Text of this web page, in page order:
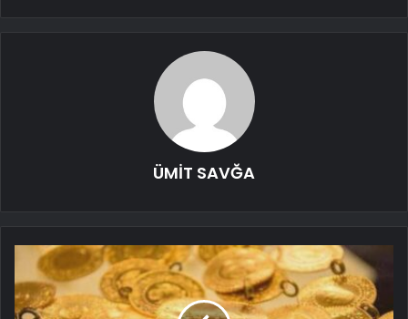
ÜMİT SAVĞA